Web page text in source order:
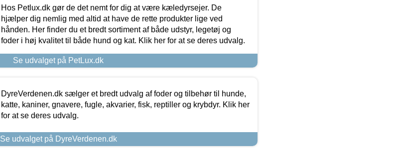
Hos Petlux.dk gør de det nemt for dig at være kæledyrsejer. De
hjælper dig nemlig med altid at have de rette produkter lige ved
hånden. Her finder du et bredt sortiment af både udstyr, legetøj og
foder i høj kvalitet til både hund og kat. Klik her for at se deres udvalg.
Se udvalget på PetLux.dk
DyreVerdenen.dk sælger et bredt udvalg af foder og tilbehør til hunde,
katte, kaniner, gnavere, fugle, akvarier, fisk, reptiller og krybdyr. Klik her
for at se deres udvalg.
Se udvalget på DyreVerdenen.dk